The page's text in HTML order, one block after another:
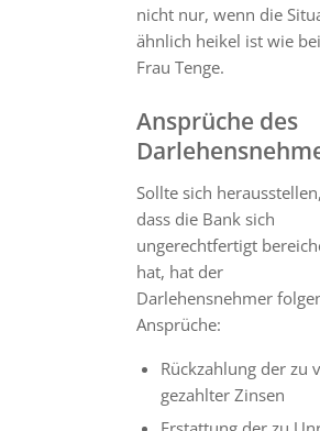
nicht nur, wenn die
ähnlich heikel ist wie bei
Frau Tenge.
Ansprüche des
Sollte sich herausstellen,
dass die Bank sich
ungerechtfertigt
hat, hat der
Darlehensnehmer
Ansprüche:
Rückzahlung der zu
gezahlter Zinsen